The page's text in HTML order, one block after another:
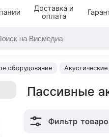
Доставка и
оплата
оборудование
Пассивные
Фильтр